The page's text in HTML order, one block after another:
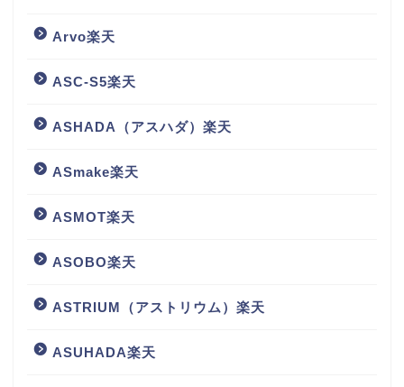
Arvo楽天
ASC-S5楽天
ASHADA（アスハダ）楽天
ASmake楽天
ASMOT楽天
ASOBO楽天
ASTRIUM（アストリウム）楽天
ASUHADA楽天